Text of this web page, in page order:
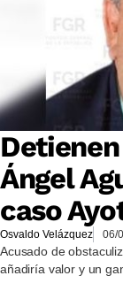
Ángel
caso
Osvaldo Velázquez 06/
Acusado de
añadiría valor y un